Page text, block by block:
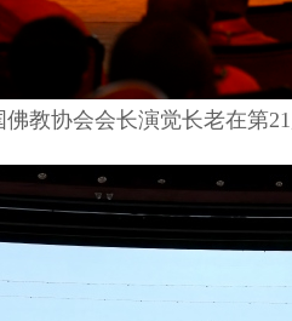
佛教协会会长演觉长老在第21